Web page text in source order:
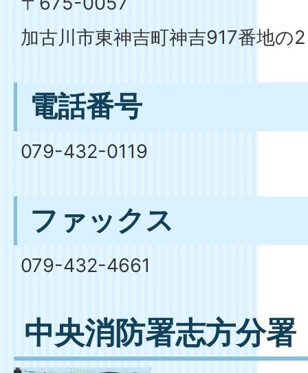
加古川市東神吉町神吉917番地の2
電話番号
079-432-0119
ファックス
079-432-4661
中央消防署志方分署